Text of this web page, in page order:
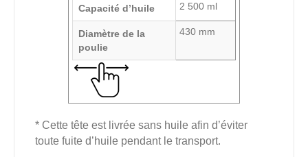
Capacité d’huile 2 500 ml
Diamètre de la
poulie
430 mm
* Cette tête est livrée sans huile afin d’éviter
toute fuite d’huile pendant le transport.